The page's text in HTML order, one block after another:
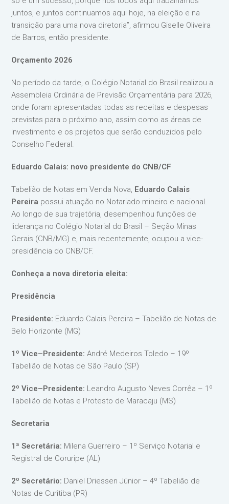
juntos, e juntos continuamos aqui hoje, na eleição e na
transição para uma nova diretoria”, afirmou Giselle Oliveira
de Barros, então presidente.
Orçamento 2026
No período da tarde, o Colégio Notarial do Brasil realizou a
Assembleia Ordinária de Previsão Orçamentária para 2026,
onde foram apresentadas todas as receitas e despesas
previstas para o próximo ano, assim como as áreas de
investimento e os projetos que serão conduzidos pelo
Conselho Federal.
Eduardo Calais: novo presidente do CNB/CF
Tabelião de Notas em Venda Nova, Eduardo Calais
Pereira possui atuação no Notariado mineiro e nacional.
Ao longo de sua trajetória, desempenhou funções de
liderança no Colégio Notarial do Brasil – Seção Minas
Gerais (CNB/MG) e, mais recentemente, ocupou a vice-
presidência do CNB/CF.
Conheça a nova diretoria eleita:
Presidência
Presidente: Eduardo Calais Pereira – Tabelião de Notas de
Belo Horizonte (MG)
1º Vice–Presidente: André Medeiros Toledo – 19º
Tabelião de Notas de São Paulo (SP)
2º Vice–Presidente: Leandro Augusto Neves Corrêa – 1º
Tabelião de Notas e Protesto de Maracaju (MS)
Secretaria
1ª Secretária: Milena Guerreiro – 1º Serviço Notarial e
Registral de Coruripe (AL)
2º Secretário: Daniel Driessen Júnior – 4º Tabelião de
Notas de Curitiba (PR)